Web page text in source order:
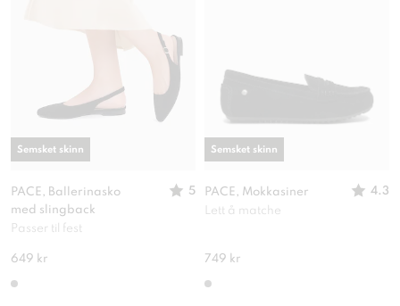
PACE, Ballerinasko
med slingback
5
Passer til fest
649 kr
Semsket skinn
PACE, Mokkasiner
4.3
Lett å matche
749 kr
Semsket skinn